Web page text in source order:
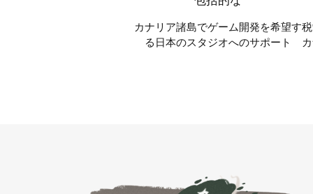
カナリア諸島でゲーム開発を希望す
る日本のスタジオへのサポート